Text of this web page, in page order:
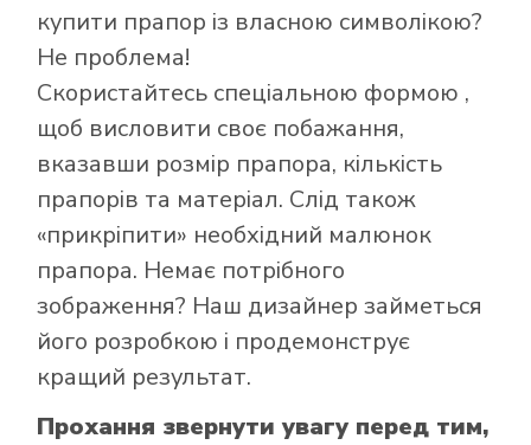
купити прапор із власною символікою?
Не проблема!
Скористайтесь спеціальною формою ,
щоб висловити своє побажання,
вказавши розмір прапора, кількість
прапорів та матеріал. Слід також
«прикріпити» необхідний малюнок
прапора. Немає потрібного
зображення? Наш дизайнер займеться
його розробкою і продемонструє
кращий результат.
Прохання звернути увагу перед тим,
Як купити прапор
в інтернет-
магазині Лакор: